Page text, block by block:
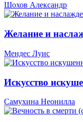
Шохов Александр
Желание и
Мендес Луис
Искусство
Самухина Неонилла